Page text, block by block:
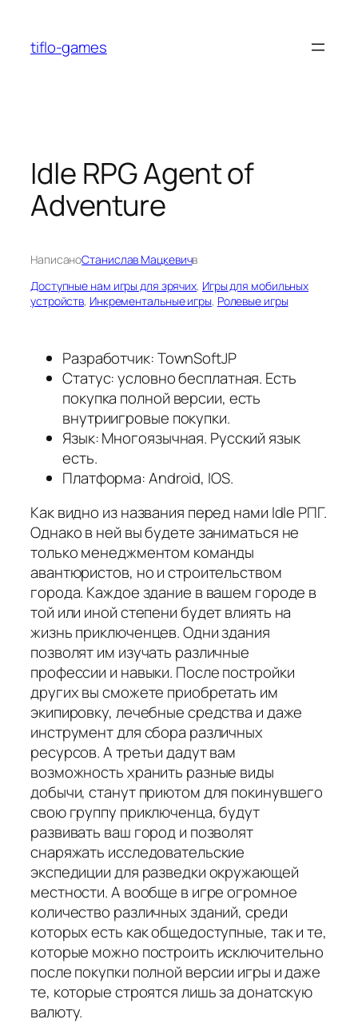
содержимому
tiflo-games
Idle RPG Agent of
Adventure
НаписаноСтанислав Мацкевичв
Доступные нам игры для зрячих, Игры для мобильных
устройств, Инкрементальные игры, Ролевые игры
Разработчик: TownSoftJP
Статус: условно бесплатная. Есть
покупка полной версии, есть
внутриигровые покупки.
Язык: Многоязычная. Русский язык
есть.
Платформа: Android, IOS.
Как видно из названия перед нами Idle РПГ.
Однако в ней вы будете заниматься не
только менеджментом команды
авантюристов, но и строительством
города. Каждое здание в вашем городе в
той или иной степени будет влиять на
жизнь приключенцев. Одни здания
позволят им изучать различные
профессии и навыки. После постройки
других вы сможете приобретать им
экипировку, лечебные средства и даже
инструмент для сбора различных
ресурсов. А третьи дадут вам
возможность хранить разные виды
добычи, станут приютом для покинувшего
свою группу приключенца, будут
развивать ваш город и позволят
снаряжать исследовательские
экспедиции для разведки окружающей
местности. А вообще в игре огромное
количество различных зданий, среди
которых есть как общедоступные, так и те,
которые можно построить исключительно
после покупки полной версии игры и даже
те, которые строятся лишь за донатскую
валюту.